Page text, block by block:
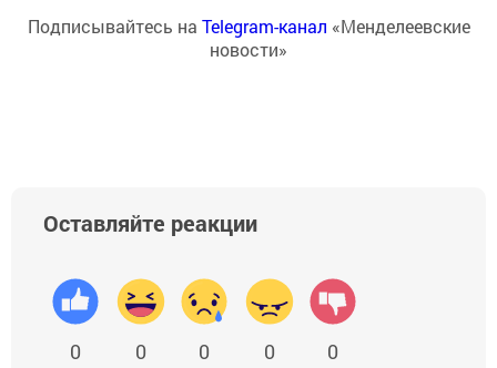
Подписывайтесь на Telegram-канал «Менделеевские
новости»
Оставляйте реакции
0 0 0 0 0